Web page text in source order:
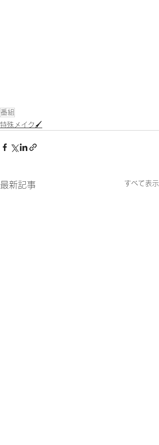
番組
特殊メイク🖌
最新記事 すべて表示